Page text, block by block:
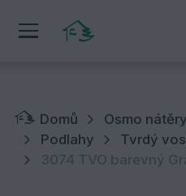
Domů Osmo nátěry
Podlahy
Tvrdý
3074 TVO barevný